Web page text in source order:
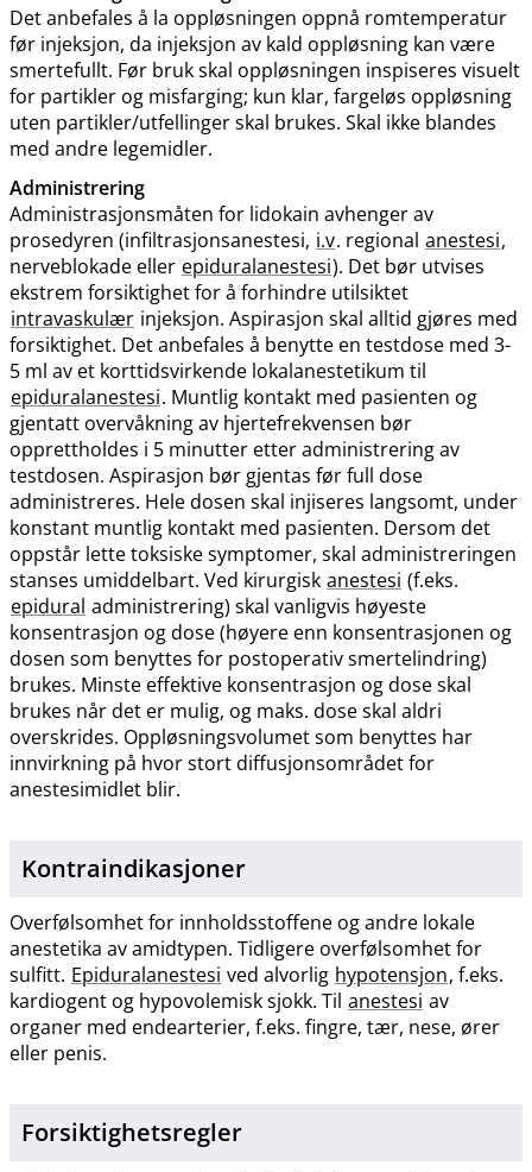
Det anbefales å la oppløsningen oppnå romtemperatur
før injeksjon, da injeksjon av kald oppløsning kan være
smertefullt. Før bruk skal oppløsningen inspiseres visuelt
for partikler og misfarging; kun klar, fargeløs oppløsning
uten partikler​/​utfellinger skal brukes. Skal ikke blandes
med andre legemidler.
Administrering
Administrasjonsmåten for lidokain avhenger av
prosedyren (infiltrasjonsanestesi, i.v. regional anestesi,
nerveblokade eller epiduralanestesi). Det bør utvises
ekstrem forsiktighet for å forhindre utilsiktet
intravaskulær injeksjon. Aspirasjon skal alltid gjøres med
forsiktighet. Det anbefales å benytte en testdose med 3-
5 ml av et korttidsvirkende lokalanestetikum til
epiduralanestesi. Muntlig kontakt med pasienten og
gjentatt overvåkning av hjertefrekvensen bør
opprettholdes i 5 minutter etter administrering av
testdosen. Aspirasjon bør gjentas før full dose
administreres. Hele dosen skal injiseres langsomt, under
konstant muntlig kontakt med pasienten. Dersom det
oppstår lette toksiske symptomer, skal administreringen
stanses umiddelbart. Ved kirurgisk anestesi (f.eks.
epidural administrering) skal vanligvis høyeste
konsentrasjon og dose (høyere enn konsentrasjonen og
dosen som benyttes for postoperativ smertelindring)
brukes. Minste effektive konsentrasjon og dose skal
brukes når det er mulig, og maks. dose skal aldri
overskrides. Oppløsningsvolumet som benyttes har
innvirkning på hvor stort diffusjonsområdet for
anestesimidlet blir.
Kontraindikasjoner
Overfølsomhet for innholdsstoffene og andre lokale
anestetika av amidtypen. Tidligere overfølsomhet for
sulfitt. Epiduralanestesi ved alvorlig hypotensjon, f.eks.
kardiogent og hypovolemisk sjokk. Til anestesi av
organer med endearterier, f.eks. fingre, tær, nese, ører
eller penis.
Forsiktighetsregler